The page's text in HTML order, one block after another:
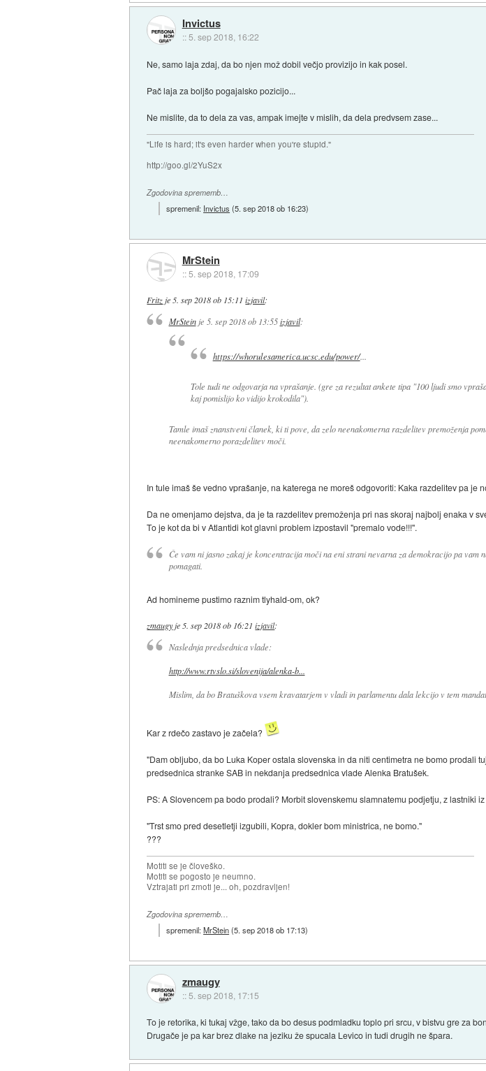
Invictus
:: 5. sep 2018, 16:22
Ne, samo laja zdaj, da bo njen mož dobil večjo provizijo in kak posel.
Pač laja za boljšo pogajalsko pozicijo...
Ne mislite, da to dela za vas, ampak imejte v mislih, da dela predvsem zase...
"Life is hard; it's even harder when you're stupid."
http://goo.gl/2YuS2x
Zgodovina sprememb…
spremenil: Invictus (5. sep 2018 ob 16:23)
MrStein
::5. sep 2018, 17:09
Fritzje5. sep 2018 ob 15:11 izjavil:
MrSteinje 5. sep 2018 ob 13:55 izjavil:
https://whorulesamerica.ucsc.edu/power/...
Tole tudi ne odgovarja na vprašanje. (gre za rezultat ankete tipa "100 ljudi smo
kaj pomislijo ko vidijo krokodila").
Tamle imaš znanstveni članek, ki ti pove, da zelo neenakomerna razdelitev premoženja
neenakomerno porazdelitev moči.
In tule imaš še vedno vprašanje, na katerega ne moreš odgovoriti: Kaka razdelitev pa je
Da ne omenjamo dejstva, da je ta razdelitev premoženja pri nas skoraj najbolj enaka v
To je kot da bi v Atlantidi kot glavni problem izpostavil "premalo vode!!!".
Če vam ni jasno zakaj je koncentracija moči na eni strani nevarna za demokracijo pa vam
pomagati.
Ad homineme pustimo raznim tlyhald-om, ok?
zmaugyje5. sep 2018 ob 16:21 izjavil:
Naslednja predsednica vlade:
http://www.rtvslo.si/slovenija/alenka-b...
Mislim, da bo Bratuškova vsem kravatarjem v vladi in parlamentu dala lekcijo v tem
Kar z rdečo zastavo je začela?
"Dam obljubo, da bo Luka Koper ostala slovenska in da niti centimetra ne bomo prodali
predsednica stranke SAB in nekdanja predsednica vlade Alenka Bratušek.
PS: A Slovencem pa bodo prodali? Morbit slovenskemu slamnatemu podjetju, z lastniki
"Trst smo pred desetletji izgubili, Kopra, dokler bom ministrica, ne bomo."
???
Motiti se je človeško.
Motiti se pogosto je neumno.
Vztrajati pri zmoti je... oh, pozdravljen!
Zgodovina sprememb…
spremenil:MrStein(5. sep 2018 ob 17:13)
zmaugy
:: 5. sep 2018, 17:15
To je retorika, ki tukaj vžge, tako da bo desus podmladku toplo pri srcu, v bistvu gre za
Drugače je pa kar brez dlake na jeziku že spucala Levico in tudi drugih ne špara.